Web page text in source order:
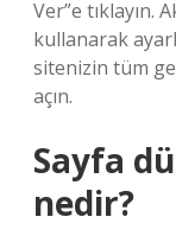
Ver”e tıklayın.
kullanarak
sitenizin tüm
açın.
Sayfa
nedir?